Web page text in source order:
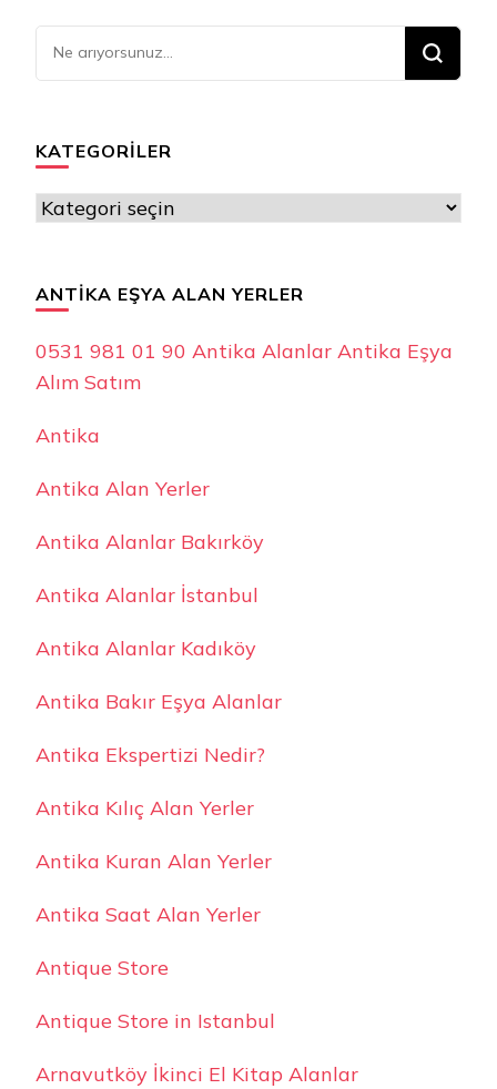
Bir
şey
KATEGORILER
Kategoriler
ANTIKA EŞYA ALAN YERLER
0531 981 01 90 Antika Alanlar Antika Eşya
Alım Satım
Antika
Antika Alan Yerler
Antika Alanlar Bakırköy
Antika Alanlar İstanbul
Antika Alanlar Kadıköy
Antika Bakır Eşya Alanlar
Antika Ekspertizi Nedir?
Antika Kılıç Alan Yerler
Antika Kuran Alan Yerler
Antika Saat Alan Yerler
Antique Store
Antique Store in Istanbul
Arnavutköy İkinci El Kitap Alanlar